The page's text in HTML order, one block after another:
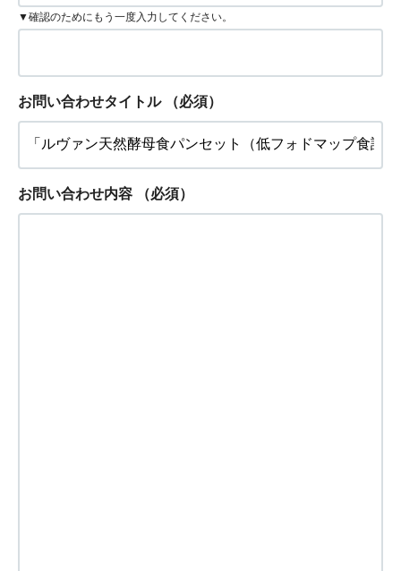
▼確認のためにもう一度入力してください。
お問い合わせタイトル （必須）
お問い合わせ内容 （必須）